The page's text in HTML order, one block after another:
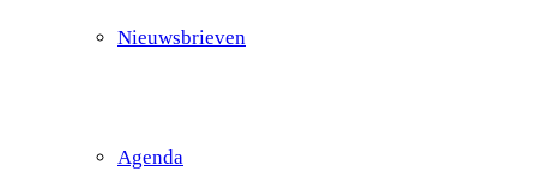
Nieuwsbrieven
Agenda